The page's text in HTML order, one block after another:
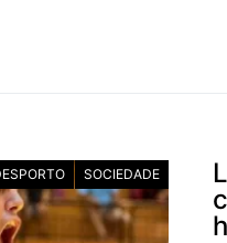
SOCIEDADE